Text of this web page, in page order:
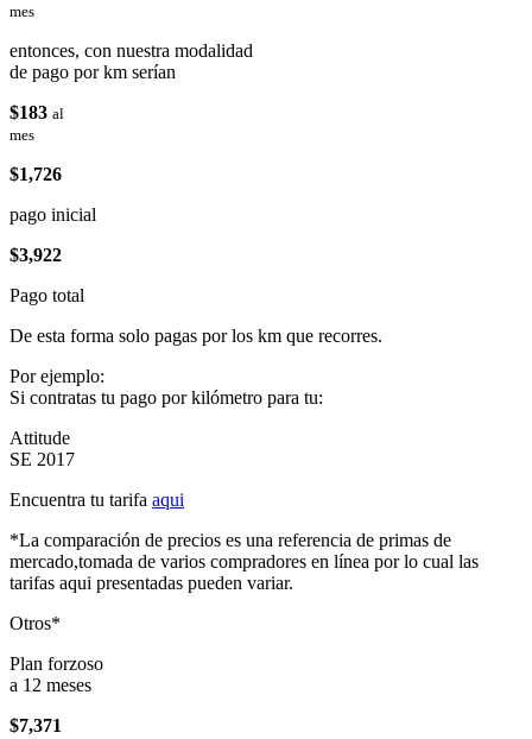
mes
entonces, con nuestra modalidad
de pago por km serían
$183 al
mes
$1,726
pago inicial
$3,922
Pago total
De esta forma solo pagas por los km que recorres.
Por ejemplo:
Si contratas tu pago por kilómetro para tu:
Attitude
SE 2017
Encuentra tu tarifa aqui
*La comparación de precios es una referencia de primas de
mercado,tomada de varios compradores en línea por lo cual las
tarifas aqui presentadas pueden variar.
Otros*
Plan forzoso
a 12 meses
$7,371